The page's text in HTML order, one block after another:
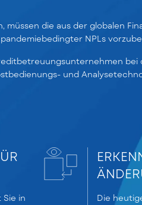
müssen die aus der globalen
NPLs
und
in
Die